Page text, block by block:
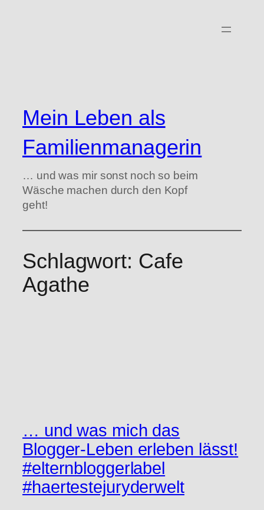
Mein Leben als
Familienmanagerin
… und was mir sonst noch so beim
Wäsche machen durch den Kopf
geht!
Schlagwort: Cafe
Agathe
… und was mich das
Blogger-Leben erleben lässt!
#elternbloggerlabel
#haertestejuryderwelt